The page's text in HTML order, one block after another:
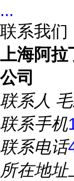
...
联系我们
上海阿拉
公司
联系人
联系手机
联系电话
所在地址